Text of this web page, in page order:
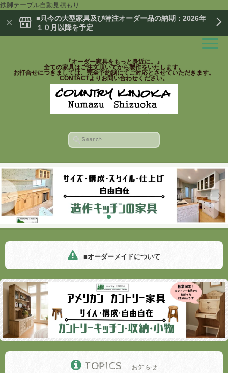
鉄脚テーブル自動見積もり
■只今の大型家具及び特注オーダー品の納期：2026年
１０月以降を予定
『オーダー家具をもっと身近に。』
全ての家具はご注文頂いてから製作をいたします。
お打合せにつきましては、完全予約制にてご対応とさせていただきます。
CONTACTよりお問い合わせください。
■オーダーメイドについて
TOPICS お知らせ